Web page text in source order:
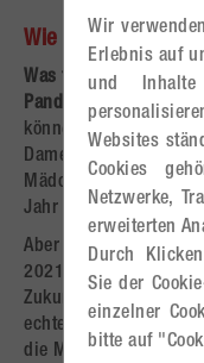
Wie geht es 2021
Was für Meilensteine
Pandemie:Zumindest
können sportlich ins
Damen an der WHA-
Mädchen-
Jahr 2021.
Aber auch unsere
2021 zum
Zukunft auch für
echte Spitzensport-
die
Wir
Erlebnis auf
und
Websites
Cookies
Netzwerke,
erweiterten
Durch
Sie der
einzelner
bitte auf